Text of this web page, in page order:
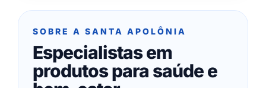
SOBRE A SANTA APOLÔNIA
Especialistas em
produtos para saúde e